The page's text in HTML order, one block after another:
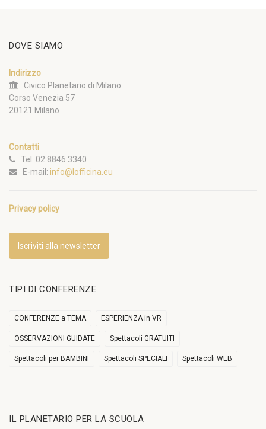
DOVE SIAMO
Indirizzo
Civico Planetario di Milano
Corso Venezia 57
20121 Milano
Contatti
Tel. 02 8846 3340
E-mail: info@lofficina.eu
Privacy policy
Iscriviti alla newsletter
TIPI DI CONFERENZE
CONFERENZE a TEMA ESPERIENZA in VR
OSSERVAZIONI GUIDATE Spettacoli GRATUITI
Spettacoli per BAMBINI Spettacoli SPECIALI Spettacoli WEB
IL PLANETARIO PER LA SCUOLA